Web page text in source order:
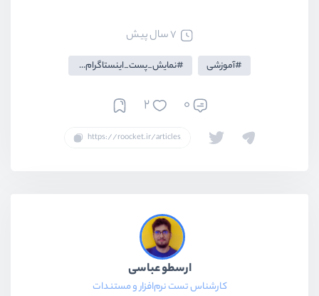
7 سال پیش
آموزشی نمایش_پست_اینستاگرام_در_وبسایت
0
2
ارسطو عباسی
کارشناس تست نرم‌افزار و مستندات